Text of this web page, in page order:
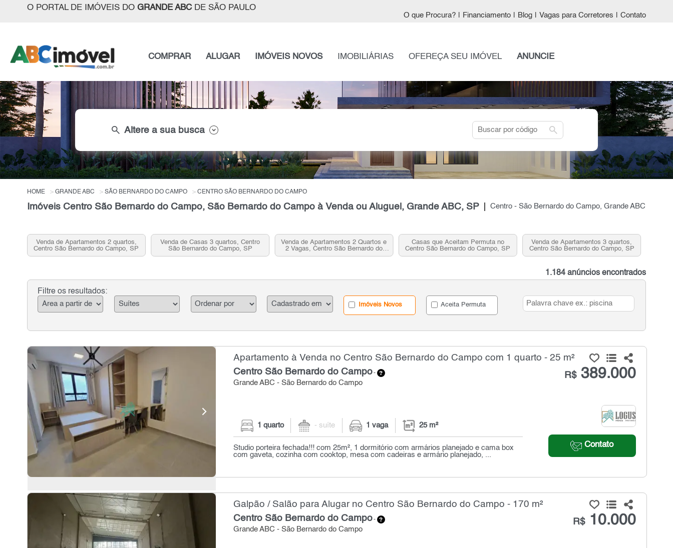
O PORTAL DE IMÓVEIS DO GRANDE ABCDE SÃO PAULO
O que Procura? Financiamento Blog Vagas para Corretores Contato
COMPRAR ALUGAR IMÓVEIS NOVOS IMOBILIÁRIAS OFEREÇA SEU IMÓVEL ANUNCIE
search Altere a sua busca search
HOME GRANDE ABC SÃO BERNARDO DO CAMPO CENTRO SÃO BERNARDO DO CAMPO
Imóveis Centro São Bernardo do Campo, São Bernardo do Campo à Venda ou Aluguel, Grande ABC, SP Centro - São Bernardo do Campo, Grande ABC
Venda de Apartamentos 2 quartos,
Centro São Bernardo do Campo, SP
Venda de Casas 3 quartos, Centro
São Bernardo do Campo, SP
Venda de Apartamentos 2 Quartos e
2 Vagas, Centro São Bernardo do
Campo, SP
Casas que Aceitam Permuta no
Centro São Bernardo do Campo, SP
Venda de Apartamentos 3 quartos,
Centro São Bernardo do Campo, SP
1.184 anúncios encontrados
Filtre os resultados:
Imóveis Novos Aceita Permuta
Apartamento à Venda no Centro São Bernardo do Campo com 1 quarto - 25 m²
Centro São Bernardo do Campo-
Grande ABC - São Bernardo do Campo
R$389.000
Contato
1 quarto - suíte 1 vaga 25 m²
Studio porteira fechada!!! com 25m², 1 dormitório com armários planejado e cama box
com gaveta, cozinha com cooktop, mesa com cadeiras e armário planejado, ...
Galpão / Salão para Alugar no Centro São Bernardo do Campo - 170 m²
Centro São Bernardo do Campo-
Grande ABC - São Bernardo do Campo
R$10.000